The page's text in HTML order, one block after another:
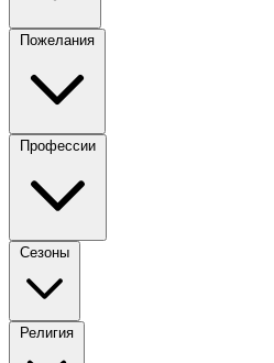
Пожелания
Профессии
Сезоны
Религия